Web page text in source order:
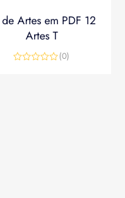
Artes em PDF 12
Artes T
(0)